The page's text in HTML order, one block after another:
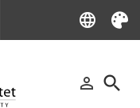
language
Language
Tema
person_outline
Logga in
search
Sök